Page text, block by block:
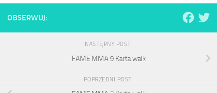
OBSERWUJ:
NASTĘPNY POST
FAME MMA 9 Karta walk
POPRZEDNI POST